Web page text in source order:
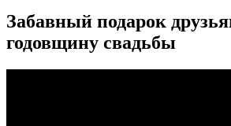
Забавный подарок
годовщину свадьбы